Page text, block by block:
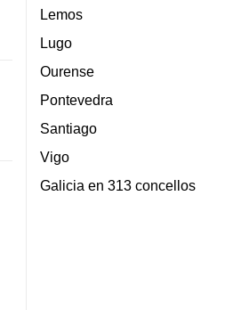
Lemos
Lugo
Ourense
Pontevedra
Santiago
Vigo
Galicia en 313 concellos